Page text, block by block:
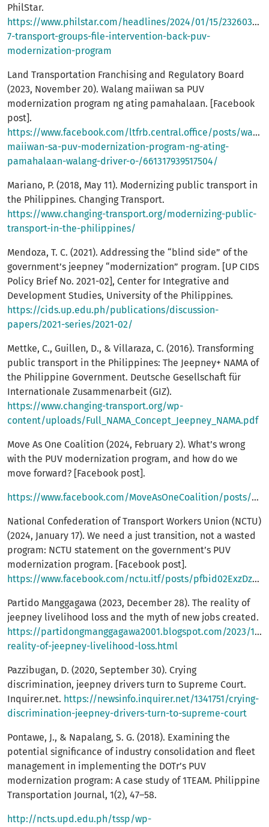
PhilStar.
https://www.philstar.com/headlines/2024/01/15/2326032/
7-transport-groups-file-intervention-back-puv-
modernization-program
Land Transportation Franchising and Regulatory Board
(2023, November 20). Walang maiiwan sa PUV
modernization program ng ating pamahalaan. [Facebook
post].
https://www.facebook.com/ltfrb.central.office/posts/
maiiwan-sa-puv-modernization-program-ng-ating-
pamahalaan-walang-driver-o-/661317939517504/
Mariano, P. (2018, May 11). Modernizing public transport in
the Philippines. Changing Transport.
https://www.changing-transport.org/modernizing-public-
transport-in-the-philippines/
Mendoza, T. C. (2021). Addressing the “blind side” of the
government’s jeepney “modernization” program. [UP CIDS
Policy Brief No. 2021-02], Center for Integrative and
Development Studies, University of the Philippines.
https://cids.up.edu.ph/publications/discussion-
papers/2021-series/2021-02/
Mettke, C., Guillen, D., & Villaraza, C. (2016). Transforming
public transport in the Philippines: The Jeepney+ NAMA of
the Philippine Government. Deutsche Gesellschaft für
Internationale Zusammenarbeit (GIZ).
https://www.changing-transport.org/wp-
content/uploads/Full_NAMA_Concept_Jeepney_NAMA.pdf
Move As One Coalition (2024, February 2). What’s wrong
with the PUV modernization program, and how do we
move forward? [Facebook post].
https://www.facebook.com/MoveAsOneCoalition/posts/pfbid02spfb1f4RbA5JoAfpP3KdfKVc5AuRniWTCr2QDf3Ub4XS4Rg25eWguGnPE9DUnC4pl
National Confederation of Transport Workers Union (NCTU)
(2024, January 17). We need a just transition, not a wasted
program: NCTU statement on the government’s PUV
modernization program. [Facebook post].
https://www.facebook.com/nctu.itf/posts/pfbid02ExzDzdssghfwtLFgarqHgHYwZwqWhfZPtA82Q7T3W5XTxRovGEK131gvzpux5bdal
Partido Manggagawa (2023, December 28). The reality of
jeepney livelihood loss and the myth of new jobs created.
https://partidongmanggagawa2001.blogspot.com/2023/12/
reality-of-jeepney-livelihood-loss.html
Pazzibugan, D. (2020, September 30). Crying
discrimination, jeepney drivers turn to Supreme Court.
Inquirer.net. https://newsinfo.inquirer.net/1341751/crying-
discrimination-jeepney-drivers-turn-to-supreme-court
Pontawe, J., & Napalang, S. G. (2018). Examining the
potential significance of industry consolidation and fleet
management in implementing the DOTr’s PUV
modernization program: A case study of 1TEAM. Philippine
Transportation Journal, 1(2), 47–58.
http://ncts.upd.edu.ph/tssp/wp-